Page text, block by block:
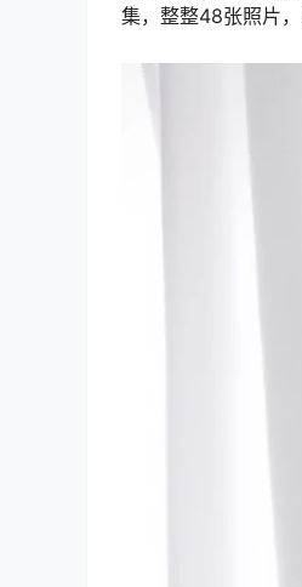
集，整整48张照片